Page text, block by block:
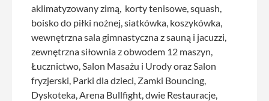
aklimatyzowany zimą, korty tenisowe, squash,
boisko do piłki nożnej, siatkówka, koszykówka,
wewnętrzna sala gimnastyczna z sauną i jacuzzi,
zewnętrzna siłownia z obwodem 12 maszyn,
Łucznictwo, Salon Masażu i Urody oraz Salon
fryzjerski, Parki dla dzieci, Zamki Bouncing,
Dyskoteka, Arena Bullfight, dwie Restauracje,